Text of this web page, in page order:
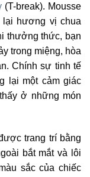
(T-break). Mousse
hương vị chua
thưởng thức, bạn
trong miệng, hòa
Chính sự tinh tế
lại một cảm giác
ở những món
trang trí bằng
bắt mắt và lôi
sắc của chiếc